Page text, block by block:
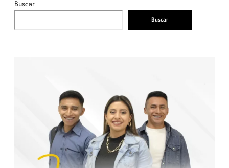
Buscar
Buscar